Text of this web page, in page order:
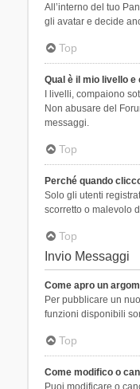
All’interno del tuo
gli avatar e decide
Top
Qual è il mio livello
I livelli, compaiono
Non abusare del
messaggi.
Top
Perché quando
Solo gli utenti
scorretto o malevolo
Top
Invio Messaggi
Come apro un
Per pubblicare un
funzioni disponibili
Top
Come modifico o
Puoi modificare o